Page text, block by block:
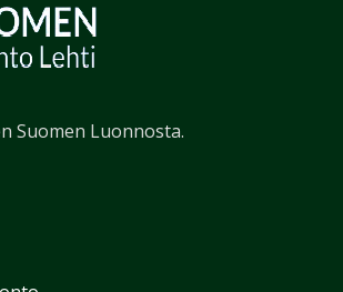
Suomen Luonnosta.